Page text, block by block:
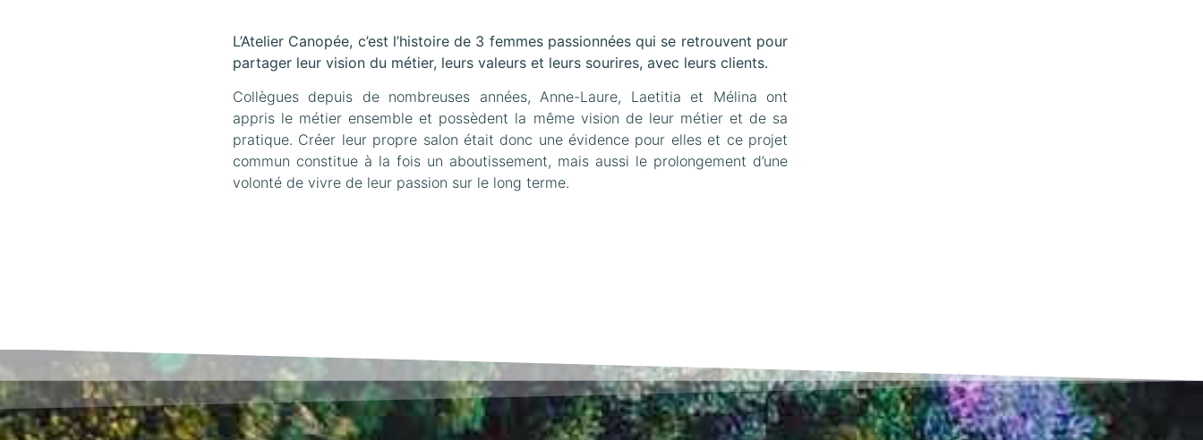
L’Atelier Canopée, c’est l’histoire de 3 femmes passionnées qui se retrouvent pour
partager leur vision du métier, leurs valeurs et leurs sourires, avec leurs clients.
Collègues depuis de nombreuses années, Anne-Laure, Laetitia et Mélina ont
appris le métier ensemble et possèdent la même vision de leur métier et de sa
pratique. Créer leur propre salon était donc une évidence pour elles et ce projet
commun constitue à la fois un aboutissement, mais aussi le prolongement d’une
volonté de vivre de leur passion sur le long terme.